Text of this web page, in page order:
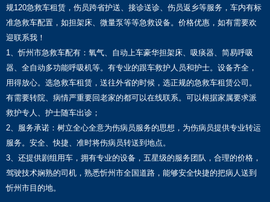
规120急救车租赁，伤员跨省护送、接诊送诊、伤员返乡等服务，车内有标
准急救车配置，如担架床、微量泵等等急救设备。价格优惠，如有需要欢
迎联系我！
1、忻州市急救车配有：氧气、自动上车豪华担架床、吸痰器、简易呼吸
器、全自动多功能呼吸机等。有专业的跟车救护人员和护士。设备齐全，
用得放心。选急救车租赁，送往外省的时候，选正规的急救车租赁公司。
有需要转院、病情严重要回老家的都可以在线联系。可以根据家属要求派
救护专人、护士随车出诊；
2、服务承诺：树立全心全意为伤病员服务的思想，为伤病员提供专业转运
服务。安全、快捷、准时将伤病员转送到地点。
3、还提供剧组用车，拥有专业的设备，五星级的服务团队，合理的价格，
驾驶技术娴熟的司机，熟悉忻州市全国道路，能够安全快捷的把病人送到
忻州市目的地。